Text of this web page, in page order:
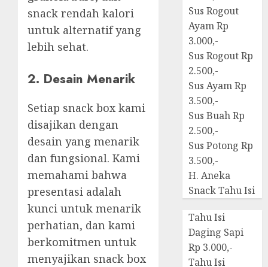
snack rendah kalori
untuk alternatif yang
lebih sehat.
2. Desain Menarik
Setiap snack box kami
disajikan dengan
desain yang menarik
dan fungsional. Kami
memahami bahwa
presentasi adalah
kunci untuk menarik
perhatian, dan kami
berkomitmen untuk
menyajikan snack box
Sus Rogout
Ayam Rp
3.000,-
Sus Rogout Rp
2.500,-
Sus Ayam Rp
3.500,-
Sus Buah Rp
2.500,-
Sus Potong Rp
3.500,-
H. Aneka
Snack Tahu Isi
Tahu Isi
Daging Sapi
Rp 3.000,-
Tahu Isi